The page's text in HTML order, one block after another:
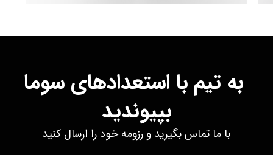
به تیم با استعدادهای سوما
بپیوندید
با ما تماس بگیرید و رزومه خود را ارسال کنید